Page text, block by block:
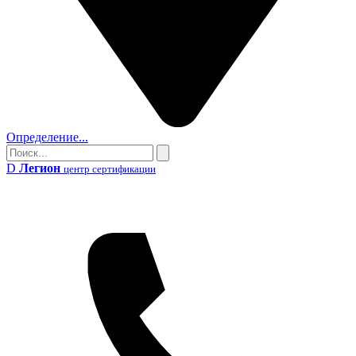
Определение...
Поиск
Поиск
D Легион центр сертификации